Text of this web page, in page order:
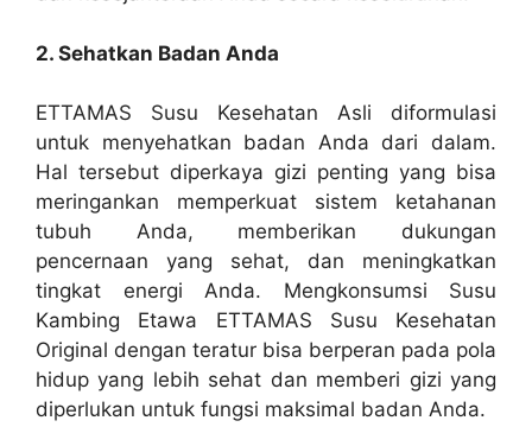
2. Sehatkan Badan Anda
ETTAMAS Susu Kesehatan Asli diformulasi
untuk menyehatkan badan Anda dari dalam.
Hal tersebut diperkaya gizi penting yang bisa
meringankan memperkuat sistem ketahanan
tubuh Anda, memberikan dukungan
pencernaan yang sehat, dan meningkatkan
tingkat energi Anda. Mengkonsumsi Susu
Kambing Etawa ETTAMAS Susu Kesehatan
Original dengan teratur bisa berperan pada pola
hidup yang lebih sehat dan memberi gizi yang
diperlukan untuk fungsi maksimal badan Anda.